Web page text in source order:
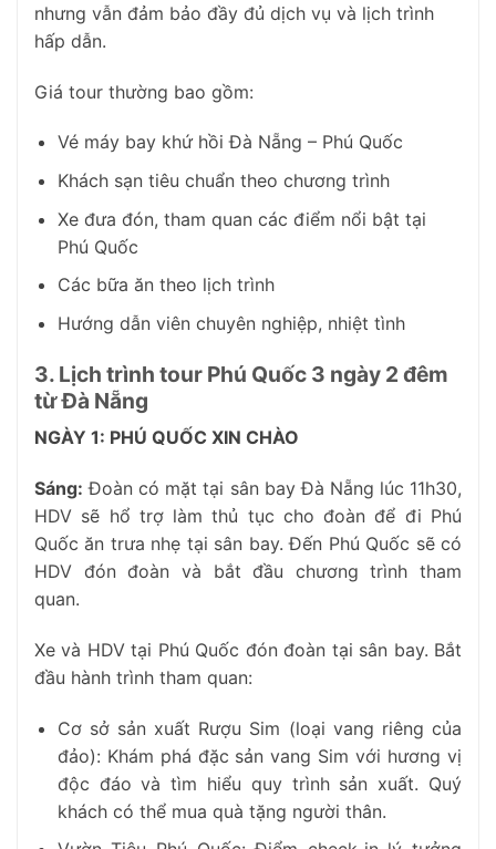
nhưng vẫn đảm bảo đầy đủ dịch vụ và lịch trình
hấp dẫn.
Giá tour thường bao gồm:
Vé máy bay khứ hồi Đà Nẵng – Phú Quốc
Khách sạn tiêu chuẩn theo chương trình
Xe đưa đón, tham quan các điểm nổi bật tại
Phú Quốc
Các bữa ăn theo lịch trình
Hướng dẫn viên chuyên nghiệp, nhiệt tình
3. Lịch trình tour Phú Quốc 3 ngày 2 đêm
từ Đà Nẵng
NGÀY 1: PHÚ QUỐC XIN CHÀO
Sáng: Đoàn có mặt tại sân bay Đà Nẵng lúc 11h30,
HDV sẽ hổ trợ làm thủ tục cho đoàn để đi Phú
Quốc ăn trưa nhẹ tại sân bay. Đến Phú Quốc sẽ có
HDV đón đoàn và bắt đầu chương trình tham
quan.
Xe và HDV tại Phú Quốc đón đoàn tại sân bay. Bắt
đầu hành trình tham quan:
Cơ sở sản xuất Rượu Sim (loại vang riêng của
đảo): Khám phá đặc sản vang Sim với hương vị
độc đáo và tìm hiểu quy trình sản xuất. Quý
khách có thể mua quà tặng người thân.